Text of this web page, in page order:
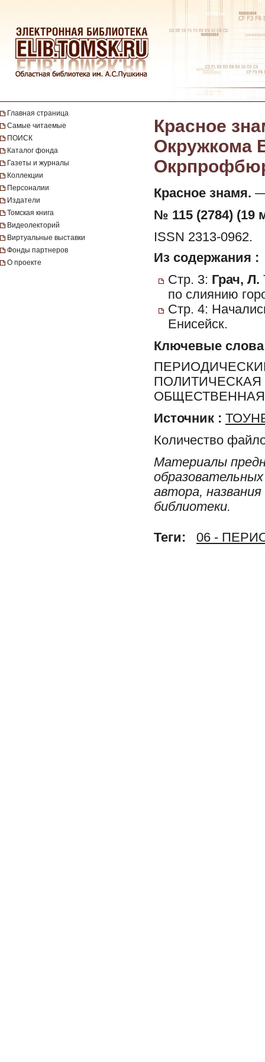
Главная страница
Самые читаемые
ПОИСК
Каталог фонда
Газеты и журналы
Коллекции
Персоналии
Издатели
Томская книга
Видеолекторий
Виртуальные выставки
Фонды партнеров
О проекте
Красное
Окружкома
Красное знамя. —
№ 115 (2784) (19
ISSN 2313-0962.
Из содержания :
Стр. 3: Грач, Л.
по слиянию
Стр. 4:
Енисейск.
Ключевые слова
Источник :
Количество
Материалы
автора,
библиотеки.
Теги: 06 -